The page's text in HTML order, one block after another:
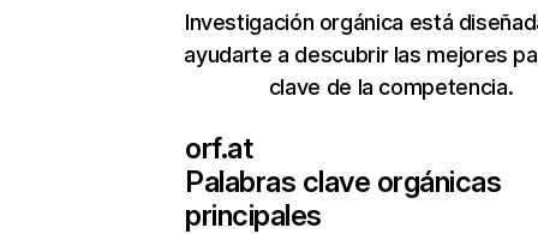
Investigación orgánica está
ayudarte a descubrir las mejores
clave de la competencia.
orf.at
Palabras clave orgánicas
principales